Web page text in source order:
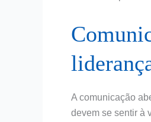
A comunicação
devem se sentir à